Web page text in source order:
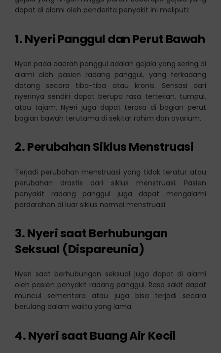
dapat di alami oleh penderita penyakit ini meliputi:
1. Nyeri Panggul dan Perut Bawah
Nyeri pada daerah panggul adalah gejala yang sering di
alami oleh pasien radang panggul, yang terkadang
datang secara tiba-tiba atau kronis. Sensasi dari
nyerinya sendiri dapat berupa rasa tertekan, tumpul,
atau tajam. Nyeri juga dapat terasa di bagian perut
bagian bawah terutama di sekitar rahim dan ovarium.
2. Perubahan Siklus Menstruasi
Terjadi perubahan menstruasi yang tidak teratur atau
perubahan drastis dari siklus menstruasi. Pasien
penyakit radang panggul juga dapat mengalami
perdarahan di luar siklus normal menstruasi.
3. Nyeri saat Berhubungan
Seksual (Dispareunia)
Nyeri saat berhubungan seksual juga dapat di alami
oleh pasien penyakit radang panggul. Rasa sakit dapat
muncul sementara atau juga bisa terjadi secara
berulang dalam waktu yang lama.
4. Nyeri saat Buang Air Kecil